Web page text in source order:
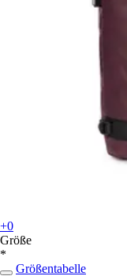
+0
Größe
*
Größentabelle